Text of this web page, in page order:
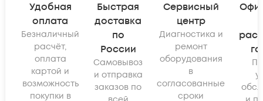
Удобная
оплата
Безналичный
расчёт,
оплата
картой и
возможность
покупки в
Быстрая
доставка
по
России
Самовывоз
и отправка
заказов по
Сервисный
центр
Диагностика и
ремонт
оборудования
в
согласованные
сроки